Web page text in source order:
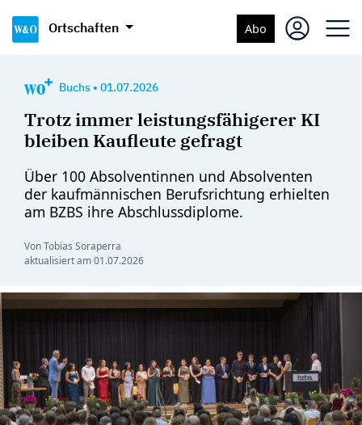
Ortschaften Abo
Buchs • 01.07.2026
Trotz immer leistungsfähigerer KI
bleiben Kaufleute gefragt
Über 100 Absolventinnen und Absolventen
der kaufmännischen Berufsrichtung erhielten
am BZBS ihre Abschlussdiplome.
Von Tobias Soraperra
aktualisiert am01.07.2026